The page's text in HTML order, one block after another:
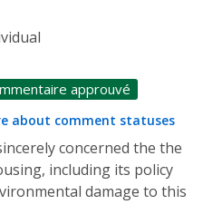
approuvé
about comment statuses
concerned the the
including its policy
damage to this